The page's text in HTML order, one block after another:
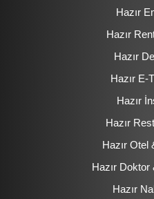
Hazır
Hazır
Hazır
Hazır E-
Hazır
Hazır
Hazır Otel
Hazır
Hazır